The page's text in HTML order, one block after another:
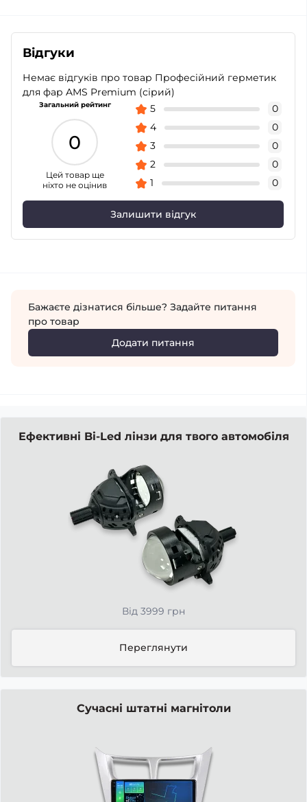
Відгуки
Немає відгуків про товар Професійний герметик
для фар AMS Premium (сірий)
Загальний рейтинг
0
Цей товар ще
ніхто не оцінив
5
0
4
0
3
0
2
0
1
0
Залишити відгук
Бажаєте дізнатися більше? Задайте питання
про товар
Додати питання
Ефективні Bi-Led лінзи для твого автомобіля
Від 3999 грн
Переглянути
Сучасні штатні магнітоли